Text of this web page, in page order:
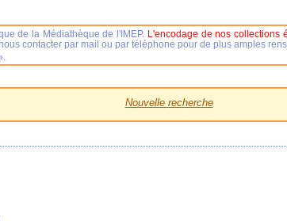
Nouvelle recherche
de la Médiathèque de l'IMEP. L'encodage de nos collections
contacter par mail ou par téléphone pour de plus amples